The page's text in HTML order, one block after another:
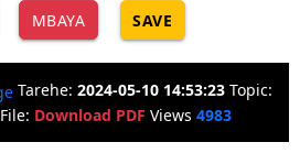
MBAYA SAVE
Tarehe: 2024-05-10 14:53:23 Topic:
File: Download PDF Views 4983